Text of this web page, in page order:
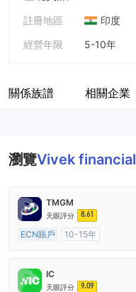
註冊地區
印度
經營年限
5-10年
關係族譜 相關企業
瀏覽Vivek financial
TMGM
天眼評分 8.61
ECN賬戶
10-15年
主標MT4
IC
天眼評分 9.09